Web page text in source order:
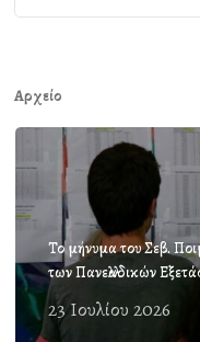
Αρχείο
Το μήνυμα του Σεβ.
των Πανελλαδικών
23 Ιουλίου 2026